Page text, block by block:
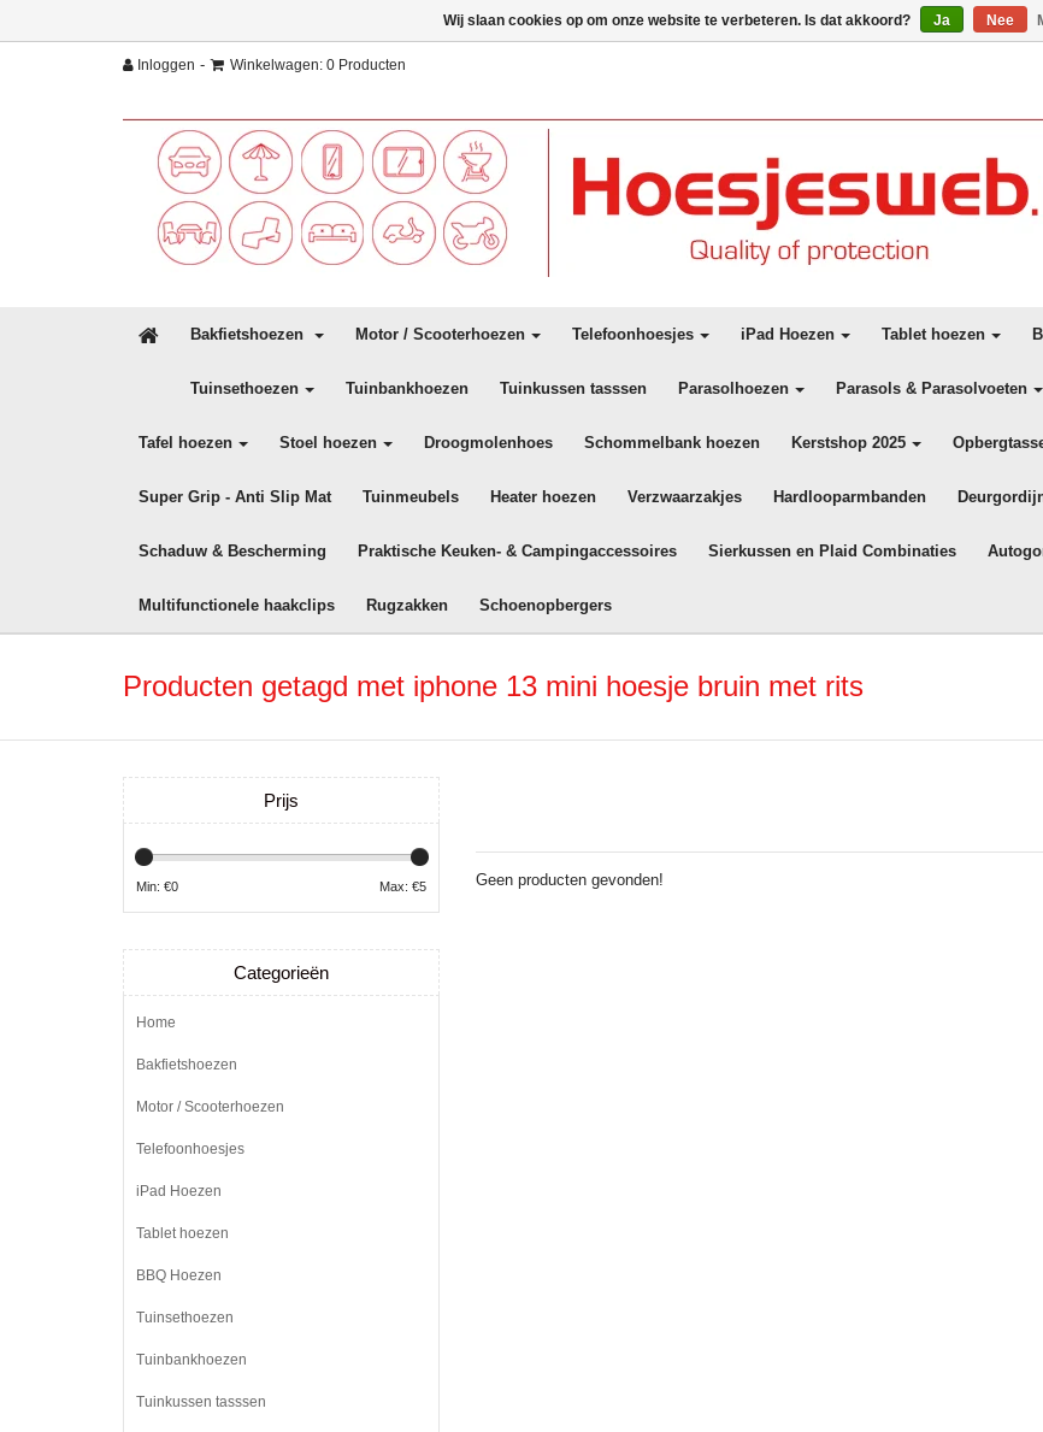
Inloggen - Winkelwagen: 0 Producten
Bakfietshoezen Motor / Scooterhoezen Telefoonhoesjes iPad Hoezen Tablet hoezen
Tuinsethoezen Tuinbankhoezen Tuinkussen tasssen Parasolhoezen Parasols & Parasolvoeten
Tafel hoezen Stoel hoezen Droogmolenhoes Schommelbank hoezen Kerstshop 2025
Super Grip - Anti Slip Mat Tuinmeubels Heater hoezen Verzwaarzakjes Hardlooparmbanden
Schaduw & Bescherming Praktische Keuken- & Campingaccessoires Sierkussen en Plaid Combinaties
Multifunctionele haakclips Rugzakken Schoenopbergers
Producten getagd met iphone 13 mini hoesje bruin met rits
Geen producten gevonden!
Prijs
Min: €0 Max: €5
Categorieën
Home
Bakfietshoezen
Motor / Scooterhoezen
Telefoonhoesjes
iPad Hoezen
Tablet hoezen
BBQ Hoezen
Tuinsethoezen
Tuinbankhoezen
Tuinkussen tasssen
Wij slaan cookies op om onze website te verbeteren. Is dat akkoord? Ja Nee